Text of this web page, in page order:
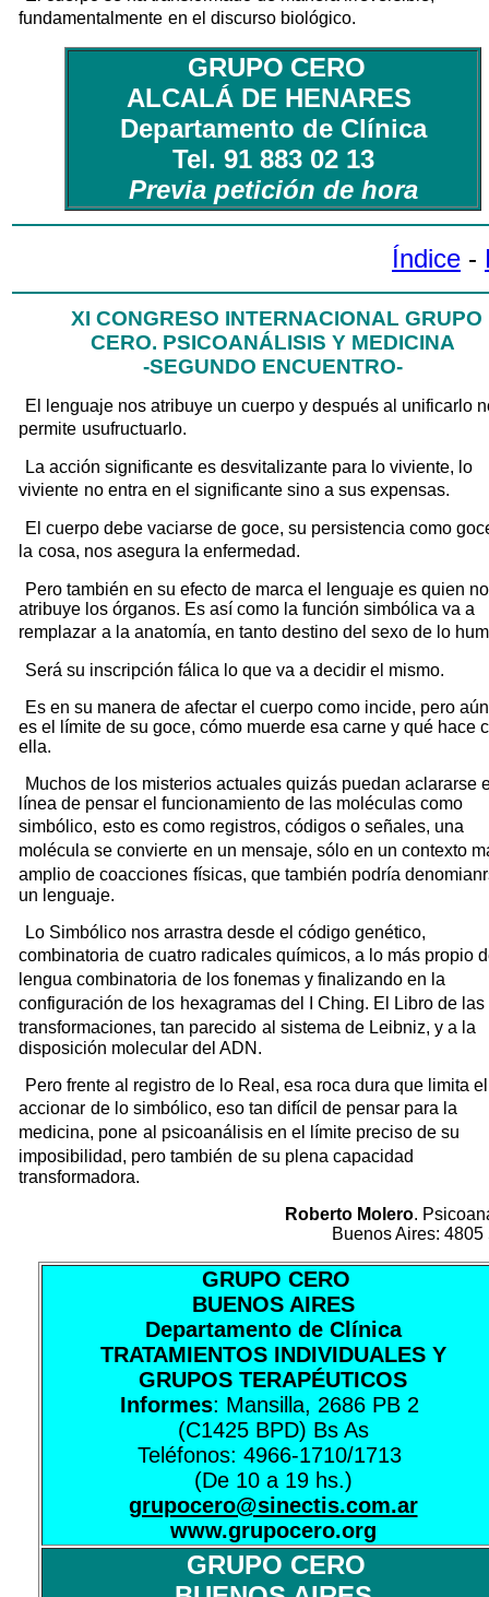
fundamentalmente en el discurso biológico.
GRUPO CERO
ALCALÁ DE HENARES
Departamento de Clínica
Tel. 91 883 02 13
Previa petición de hora
Índice -
XI CONGRESO INTERNACIONAL GRUPO
CERO. PSICOANÁLISIS Y MEDICINA
-SEGUNDO ENCUENTRO-
El lenguaje nos atribuye un cuerpo y después al unificarlo
permite usufructuarlo.
La acción significante es desvitalizante para lo viviente, lo
viviente no entra en el significante sino a sus expensas.
El cuerpo debe vaciarse de goce, su persistencia como
la cosa, nos asegura la enfermedad.
Pero también en su efecto de marca el lenguaje es quien
atribuye los órganos. Es así como la función simbólica va a
remplazar a la anatomía, en tanto destino del sexo de lo
Será su inscripción fálica lo que va a decidir el mismo.
Es en su manera de afectar el cuerpo como incide, pero
es el límite de su goce, cómo muerde esa carne y qué hace
ella.
Muchos de los misterios actuales quizás puedan aclararse
línea de pensar el funcionamiento de las moléculas como
simbólico, esto es como registros, códigos o señales, una
molécula se convierte en un mensaje, sólo en un contexto
amplio de coacciones físicas, que también podría
un lenguaje.
Lo Simbólico nos arrastra desde el código genético,
combinatoria de cuatro radicales químicos, a lo más propio
lengua combinatoria de los fonemas y finalizando en la
configuración de los hexagramas del I Ching. El Libro de las
transformaciones, tan parecido al sistema de Leibniz, y a la
disposición molecular del ADN.
Pero frente al registro de lo Real, esa roca dura que limita el
accionar de lo simbólico, eso tan difícil de pensar para la
medicina, pone al psicoanálisis en el límite preciso de su
imposibilidad, pero también de su plena capacidad
transformadora.
Roberto Molero.
Buenos Aires: 4805
GRUPO CERO
BUENOS AIRES
Departamento de Clínica
TRATAMIENTOS INDIVIDUALES Y
GRUPOS TERAPÉUTICOS
Informes: Mansilla, 2686 PB 2
(C1425 BPD) Bs As
Teléfonos: 4966-1710/1713
(De 10 a 19 hs.)
grupocero@sinectis.com.ar
www.grupocero.org
GRUPO CERO